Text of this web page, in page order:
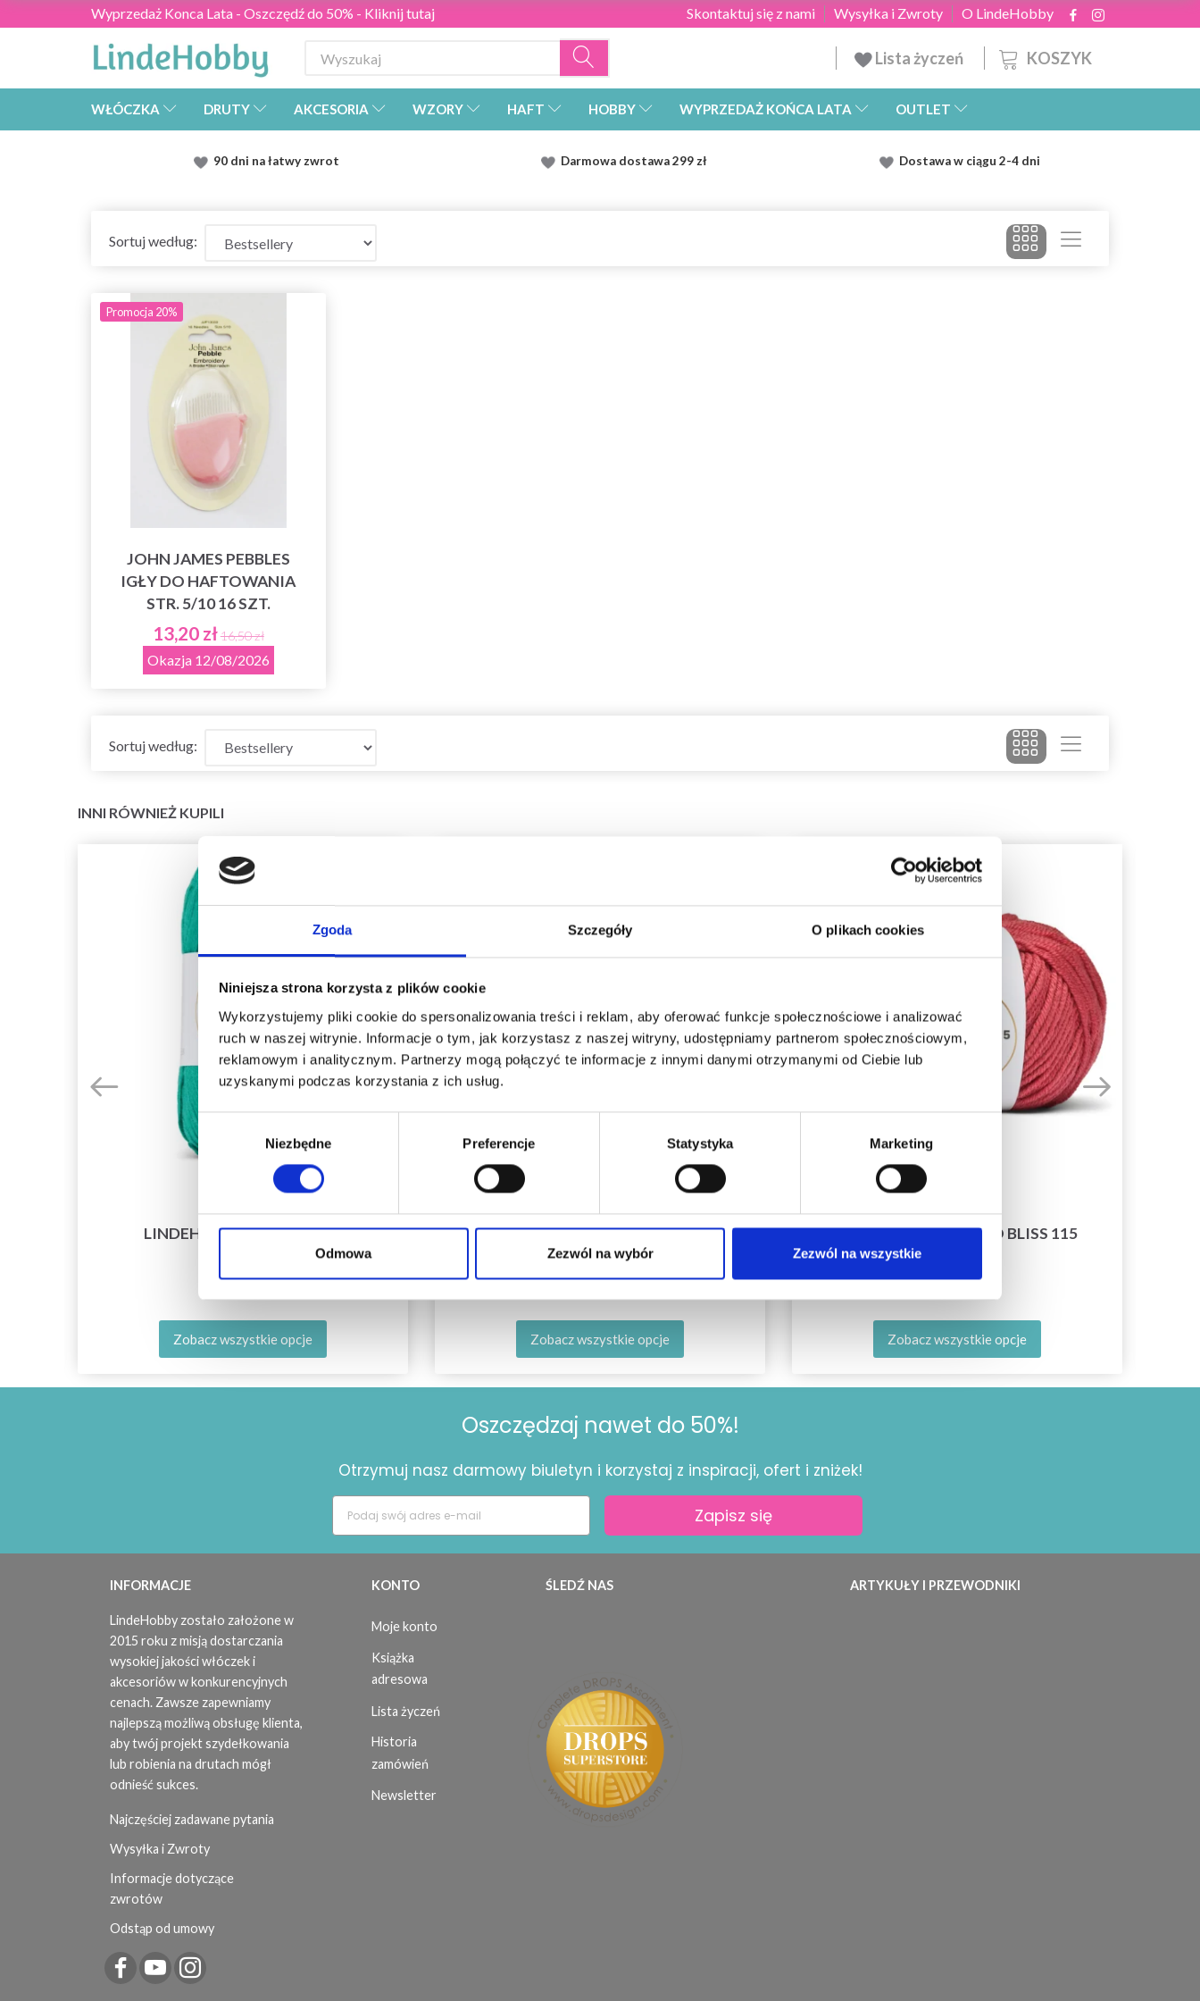
Zgoda Szczegóły O plikach cookies
Niniejsza strona korzysta z plików cookie
Wykorzystujemy pliki cookie do spersonalizowania treści i reklam, aby oferować funkcje społecznościowe i analizować
ruch w naszej witrynie. Informacje o tym, jak korzystasz z naszej witryny, udostępniamy partnerom społecznościowym,
reklamowym i analitycznym. Partnerzy mogą połączyć te informacje z innymi danymi otrzymanymi od Ciebie lub
uzyskanymi podczas korzystania z ich usług.
Wybór
zgody
Niezbędne Preferencje Statystyka Marketing
Odmowa Zezwól na wybór Zezwól na wszystkie
Wyprzedaż Konca Lata - Oszczędź do 50% - Kliknij tutaj O LindeHobby
Wysyłka i Zwroty
Skontaktuj się z nami
KOSZYK
Lista życzeń
WŁÓCZKA DRUTY AKCESORIA WZORY HAFT HOBBY WYPRZEDAŻ KOŃCA LATA OUTLET
90 dni na łatwy zwrot Darmowa dostawa299 zł Dostawaw ciągu 2-4 dni
Sortuj według:
Promocja 20%
JOHN JAMES PEBBLES
IGŁY DO HAFTOWANIA
STR. 5/10 16 SZT.
13,20 zł16,50 zł
Okazja 12/08/2026
Sortuj według:
INNI RÓWNIEŻ KUPILI
LINDEHOBBY COTTON 8/4
Zobacz wszystkie opcje
LANA GROSSA COLORISSIMO
67,80 zł
Zobacz wszystkie opcje
LINDEHOBBY MERINO BLISS 115
Zobacz wszystkie opcje
Oszczędzaj nawet do 50%!
Otrzymuj nasz darmowy biuletyn i korzystaj z inspiracji, ofert i zniżek!
Zapisz się
INFORMACJE
LindeHobby zostało założone w
2015 roku z misją dostarczania
wysokiej jakości włóczek i
akcesoriów w konkurencyjnych
cenach. Zawsze zapewniamy
najlepszą możliwą obsługę klienta,
aby twój projekt szydełkowania
lub robienia na drutach mógł
odnieść sukces.
Najczęściej zadawane pytania
Wysyłka i Zwroty
Informacje dotyczące
zwrotów
Odstąp od umowy
KONTO
Moje konto
Książka
adresowa
Lista życzeń
Historia
zamówień
Newsletter
ŚLEDŹ NAS ARTYKUŁY I PRZEWODNIKI